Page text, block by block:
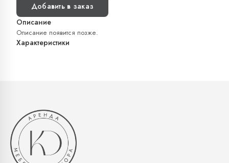
Добавить в заказ
Описание
Описание появится позже.
Характеристики